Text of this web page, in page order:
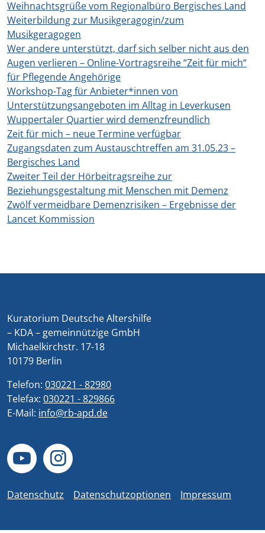
Weihnachtsgrüße vom Regionalbüro Bergisches Land
Weiterbildung zur Musikgeragogin/zum
Musikgeragogen
Wer andere unterstützt, darf sich selber nicht aus den
Augen verlieren – Online-Vortragsreihe “Zeit für mich“
für Pflegende Angehörige
Workshop-Tag für Anbieter*innen von
Unterstützungsangeboten im Alltag in Leverkusen
Wuppertaler Quartier wird demenzfreundlich
Zeit für mich – neue Termine verfügbar
Zugangsdaten zum Austauschtreffen am 31.05.23 –
Bergisches Land
Zweiter Teil der Hörbeitragsreihe zur
Beziehungsgestaltung mit Menschen mit Demenz
Zwölf vermeidbare Demenzrisiken – Ergebnisse der
Lancet Kommission
Kuratorium Deutsche Altershilfe
– KDA – gemeinnützige GmbH
Michaelkirchstr. 17-18
10179 Berlin
Telefon: 030221 - 82980
Telefax: 030221 - 829866
E-Mail: info@rb-apd.de
Datenschutz Datenschutzoptionen Impressum